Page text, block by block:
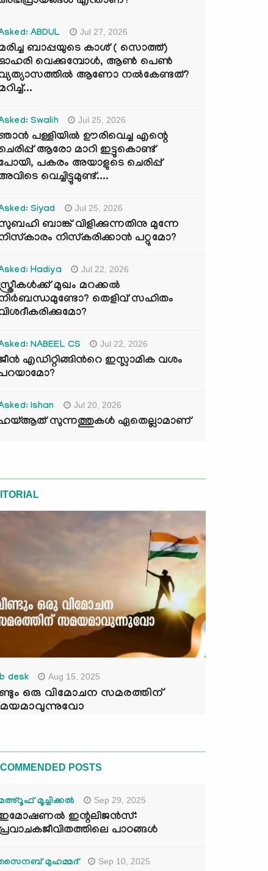
ABDUL Jul 27, 2026
ബാപ്പയുടെ കാശ് ( സൊത്ത്)
വെക്കുമ്പോൾ, ആണ്‍ പെണ്‍
ആണോ നല്‍കേണ്ടത്?
Swalih Jul 25, 2026
പള്ളിയിൽ ഊരിവെച്ച എന്റെ
ആരോ മാറി ഇട്ടുകൊണ്ട്
പകരം അയാളുടെ ചെരിപ്പ്
വെച്ചിട്ടുമുണ്ട്....
Siyad Jul 25, 2026
ബാങ്ക് വിളിക്കുന്നതിനു മുന്നേ
നിസ്കരിക്കാൻ പറ്റുമോ?
Hadiya Jul 22, 2026
മുഖം മറക്കൽ
തെളിവ് സഹിതം
NABEEL CS Jul 22, 2026
എഡിറ്റിങ്ങിന്‍റെ ഇസ്ലാമിക വശം
Ishan Jul 20, 2026
സുന്നത്തുകൾ ഏതെല്ലാമാണ്
desk Aug 15, 2025
ഒരു വിമോചന സമരത്തിന്
POSTS
മൂച്ചിക്കല്‍ Sep 29, 2025
ഇന്റലിജൻസ്:
പാഠങ്ങൾ
മുഹമ്മദ് Sep 10, 2025